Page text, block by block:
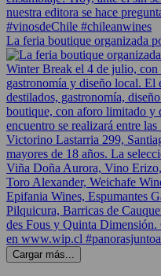
La feria boutique organizada
Cargar más...